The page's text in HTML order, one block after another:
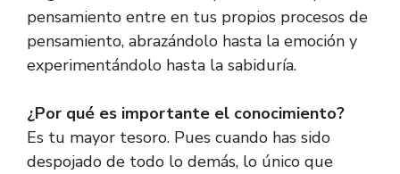
pensamiento entre en tus propios procesos de
pensamiento, abrazándolo hasta la emoción y
experimentándolo hasta la sabiduría.
¿Por qué es importante el conocimiento?
Es tu mayor tesoro. Pues cuando has sido
despojado de todo lo demás, lo único que